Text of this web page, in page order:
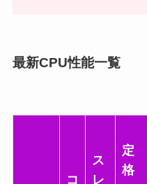
最新CPU性能一覧
コ
ス
レ
定
格